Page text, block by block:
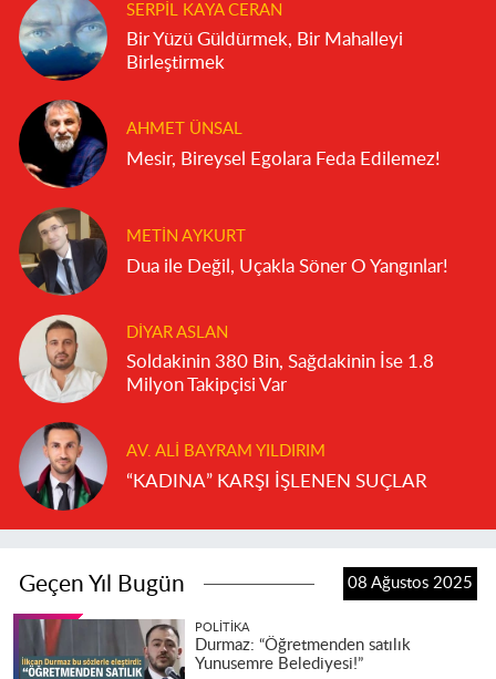
SERPIL KAYA CERAN
Bir Yüzü Güldürmek, Bir Mahalleyi
Birleştirmek
AHMET ÜNSAL
Mesir, Bireysel Egolara Feda Edilemez!
METIN AYKURT
Dua ile Değil, Uçakla Söner O Yangınlar!
DIYAR ASLAN
Soldakinin 380 Bin, Sağdakinin İse 1.8
Milyon Takipçisi Var
AV. ALI BAYRAM YILDIRIM
“KADINA” KARŞI İŞLENEN SUÇLAR
Geçen Yıl Bugün 08 Ağustos 2025
POLITIKA
Durmaz: “Öğretmenden satılık
Yunusemre Belediyesi!”